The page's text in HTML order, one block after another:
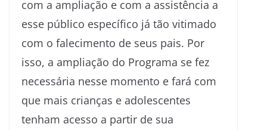
com a ampliação e com a assistência a
esse público específico já tão vitimado
com o falecimento de seus pais. Por
isso, a ampliação do Programa se fez
necessária nesse momento e fará com
que mais crianças e adolescentes
tenham acesso a partir de sua